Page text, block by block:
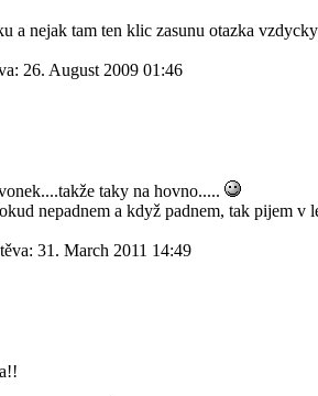
a nejak tam ten klic zasunu otazka
26. August 2009 01:46
taky na hovno.....
nepadnem a když padnem, tak pijem
31. March 2011 14:49